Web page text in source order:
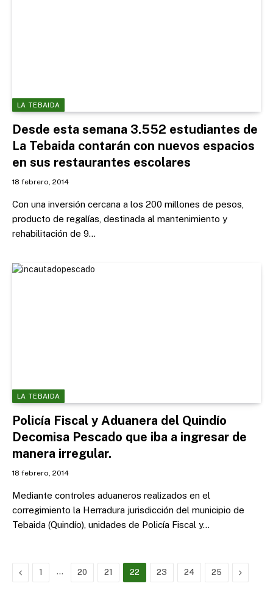
LA TEBAIDA
Desde esta semana 3.552 estudiantes de
La Tebaida contarán con nuevos espacios
en sus restaurantes escolares
18 febrero, 2014
Con una inversión cercana a los 200 millones de pesos,
producto de regalías, destinada al mantenimiento y
rehabilitación de 9…
LA TEBAIDA
Policía Fiscal y Aduanera del Quindío
Decomisa Pescado que iba a ingresar de
manera irregular.
18 febrero, 2014
Mediante controles aduaneros realizados en el
corregimiento la Herradura jurisdicción del municipio de
Tebaida (Quindío), unidades de Policía Fiscal y…
Previous
1 … 20 21 22 23 24 25 Next